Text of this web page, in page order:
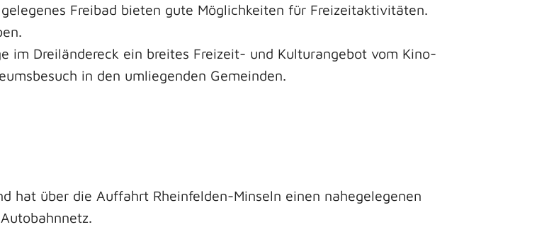
Freibad bieten gute Möglichkeiten für Freizeitaktivitäten.
im Dreiländereck ein breites Freizeit- und Kulturangebot vom Kino-
in den umliegenden Gemeinden.
hat über die Auffahrt Rheinfelden-Minseln einen nahegelegenen